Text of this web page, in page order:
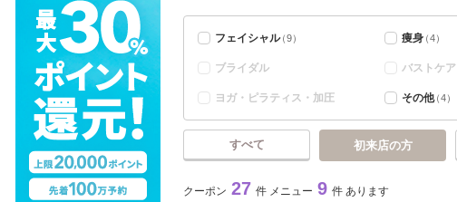
フェイシャル（9） 痩身（4）
ブライダル バストケア
ヨガ・ピラティス・加圧 その他（4）
すべて 初来店の方
クーポン 27 件 メニュー 9 件 あります